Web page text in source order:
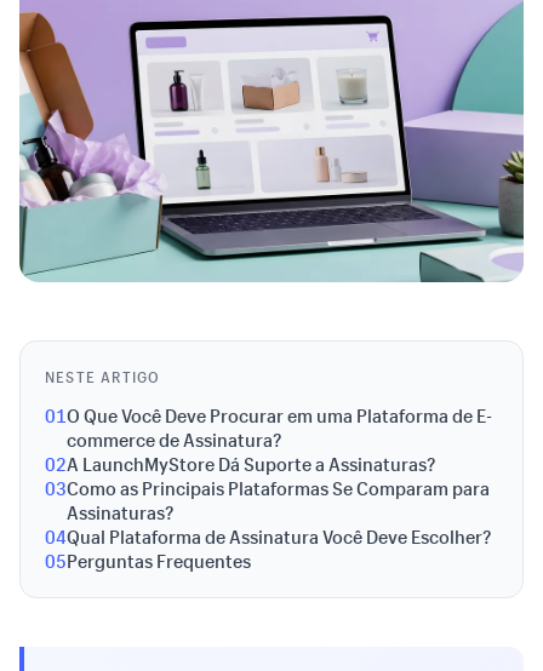
NESTE ARTIGO
01O Que Você Deve Procurar em uma Plataforma de E-
commerce de Assinatura?
02A LaunchMyStore Dá Suporte a Assinaturas?
03Como as Principais Plataformas Se Comparam para
Assinaturas?
04Qual Plataforma de Assinatura Você Deve Escolher?
05Perguntas Frequentes